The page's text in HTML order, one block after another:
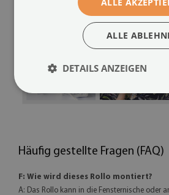
Häufig gestellte Fragen (FAQ)
F: Wie wird dieses Rollo montiert?
A: Das Rollo kann in die Fensternische oder
ALLE
DETAILS ANZEIGEN